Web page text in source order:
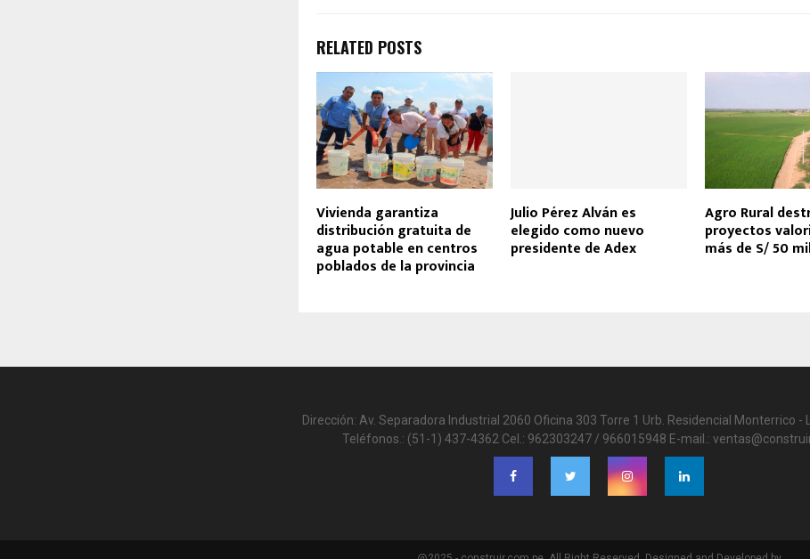
RELATED POSTS
Vivienda garantiza
distribución gratuita de
agua potable en centros
poblados de la provincia
Julio Pérez Alván es
elegido como nuevo
presidente de Adex
Agro Rural
proyectos
más de S/ 50
Dirección: Av. Separadora Industrial 2060 Oficina 303 Torre 1 Urb. Residencial Monterrico -
Teléfonos.: (51-1) 437-4362 Cel.: 962303247 / 966015948 E-mail.: